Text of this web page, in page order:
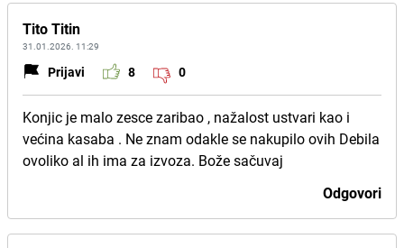
Tito Titin
31.01.2026. 11:29
Prijavi 8 0
Konjic je malo zesce zaribao , nažalost ustvari kao i
većina kasaba . Ne znam odakle se nakupilo ovih Debila
ovoliko al ih ima za izvoza. Bože sačuvaj
Odgovori